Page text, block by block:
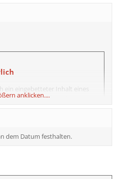
ein eingebetteter Inhalt eines
YouTube oder Vimeo).
anzuzeigen, benötigen wir
von Drittanbieter-Cookies.
du in der
anklicken....
dem Datum festhalten.